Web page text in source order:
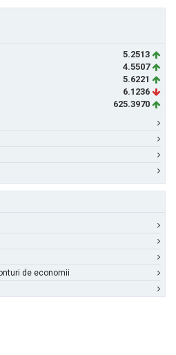
5.2513
4.5507
5.6221
6.1236
625.3970
de economii